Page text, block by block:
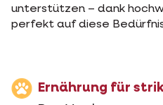
unterstützen – dank
perfekt auf diese
Ernährung für